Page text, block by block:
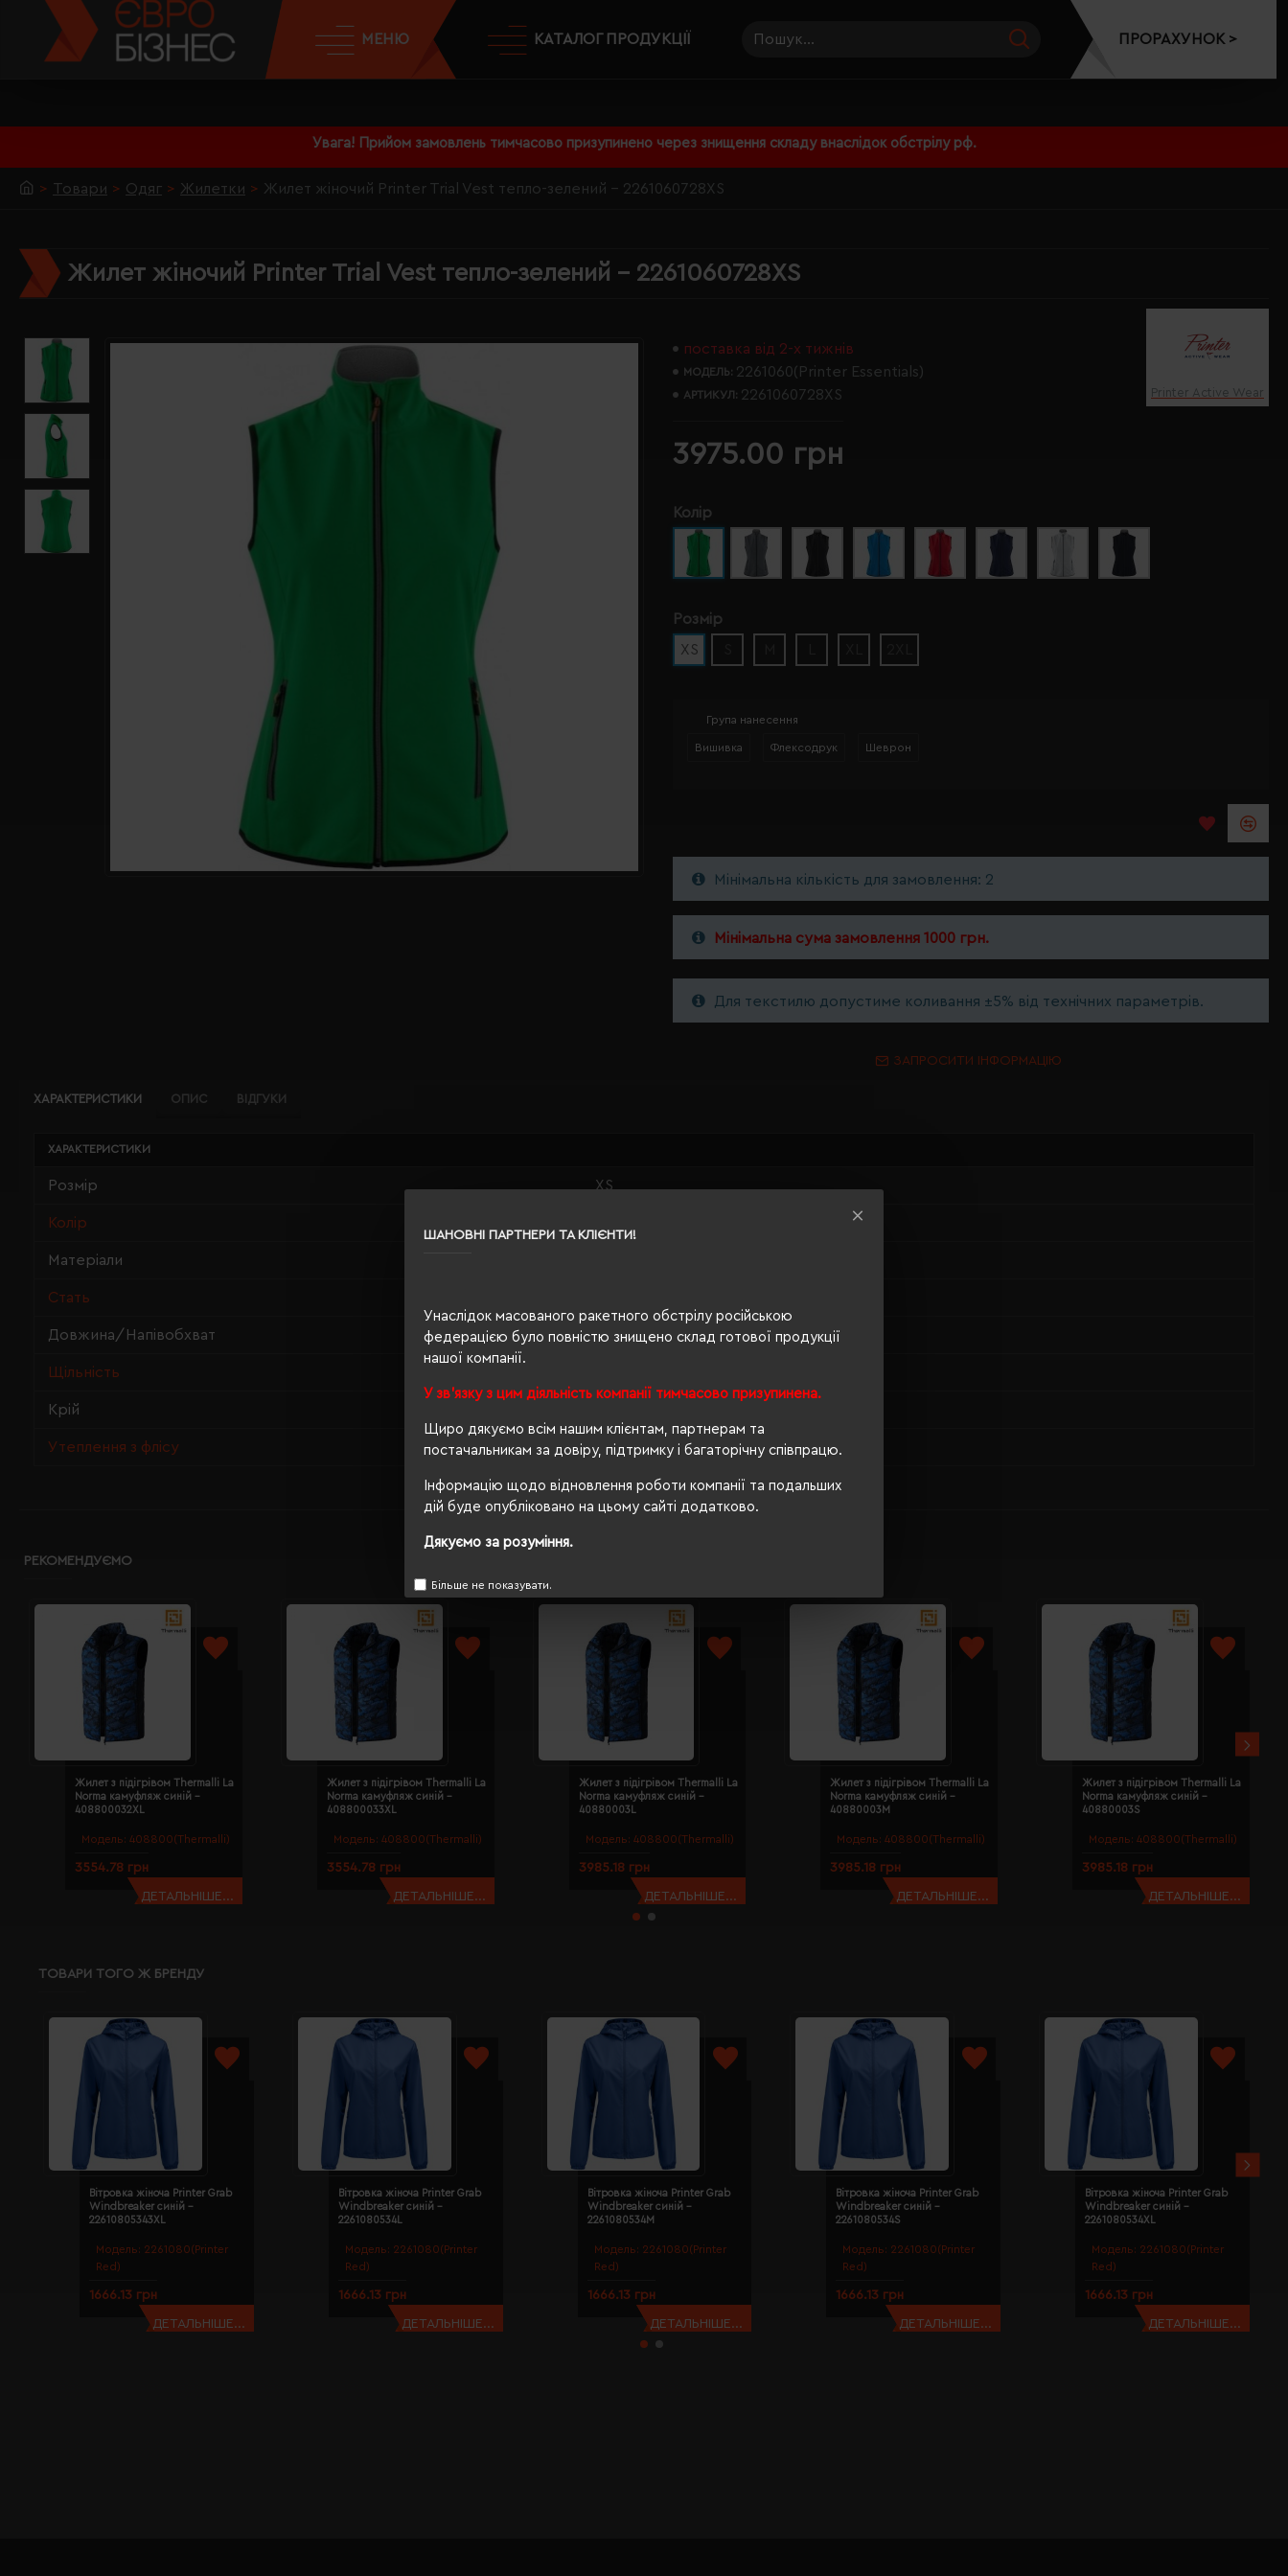
ШАНОВНІ ПАРТНЕРИ ТА КЛІЄНТИ!
Унаслідок масованого ракетного обстрілу російською
федерацією було повністю знищено склад готової продукції
нашої компанії.
У зв'язку з цим діяльність компанії тимчасово призупинена.
Щиро дякуємо всім нашим клієнтам, партнерам та
постачальникам за довіру, підтримку і багаторічну співпрацю.
Інформацію щодо відновлення роботи компанії та подальших
дій буде опубліковано на цьому сайті додатково.
Дякуємо за розуміння.
Більше не показувати.
Увага! Прийом замовлень тимчасово призупинено через знищення складу внаслідок обстрілу рф.
МЕНЮ КАТАЛОГ ПРОДУКЦІЇ ПРОРАХУНОК >
Товари Одяг Жилетки Жилет жіночий Printer Trial Vest тепло-зелений - 2261060728XS
Жилет жіночий Printer Trial Vest тепло-зелений - 2261060728XS
поставка від 2-х тижнів
МОДЕЛЬ: 2261060(Printer Essentials)
АРТИКУЛ: 2261060728XS Printer Active Wear
3975.00 грн
Колір
Розмір
XS
Група нанесення
Вишивка Флексодрук Шеврон
Мінімальна кількість для замовлення: 2
Мінімальна сума замовлення 1000 грн.
Для текстилю допустиме коливання ±5% від технічних параметрів.
ЗАПРОСИТИ ІНФОРМАЦІЮ
ХАРАКТЕРИСТИКИ ОПИС ВІДГУКИ
ХАРАКТЕРИСТИКИ
Розмір XS
Колір
Матеріали
Стать
Довжина/Напівобхват 62/46,5
Щільність
Крій
Утеплення з флісу так
РЕКОМЕНДУЄМО
Модель: 408800(Thermalli)
Жилет з підігрівом Thermalli La
Norma камуфляж синій -
408800032XL
3554.78 грн
ДЕТАЛЬНІШЕ...
Модель: 408800(Thermalli)
Жилет з підігрівом Thermalli La
Norma камуфляж синій -
408800033XL
3554.78 грн
ДЕТАЛЬНІШЕ...
Модель: 408800(Thermalli)
Жилет з підігрівом Thermalli La
Norma камуфляж синій -
40880003L
3985.18 грн
ДЕТАЛЬНІШЕ...
Модель: 408800(Thermalli)
Жилет з підігрівом Thermalli La
Norma камуфляж синій -
40880003M
3985.18 грн
ДЕТАЛЬНІШЕ...
Модель: 408800(Thermalli)
Жилет з підігрівом Thermalli La
Norma камуфляж синій -
40880003S
3985.18 грн
ДЕТАЛЬНІШЕ...
ТОВАРИ ТОГО Ж БРЕНДУ
Модель: 2261080(Printer
Red)
Вітровка жіноча Printer Grab
Windbreaker синій -
22610805343XL
1666.13 грн
ДЕТАЛЬНІШЕ...
Модель: 2261080(Printer
Red)
Вітровка жіноча Printer Grab
Windbreaker синій -
2261080534L
1666.13 грн
ДЕТАЛЬНІШЕ...
Модель: 2261080(Printer
Red)
Вітровка жіноча Printer Grab
Windbreaker синій -
2261080534M
1666.13 грн
ДЕТАЛЬНІШЕ...
Модель: 2261080(Printer
Red)
Вітровка жіноча Printer Grab
Windbreaker синій -
2261080534S
1666.13 грн
ДЕТАЛЬНІШЕ...
Модель: 2261080(Printer
Red)
Вітровка жіноча Printer Grab
Windbreaker синій -
2261080534XL
1666.13 грн
ДЕТАЛЬНІШЕ...